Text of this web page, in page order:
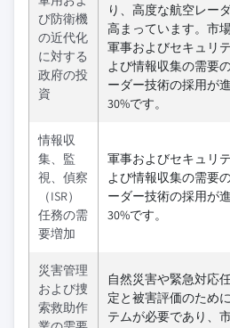
び防衛機
の近代化
に対する
政府の投
資
り、高度な航空レー
高まっています。市
軍事およびセキュリ
よび情報収集の需要
ーダー技術の採用が
30%です。
情報収
集、監
視、偵察
（ISR）
任務の需
要増加
軍事およびセキュリ
よび情報収集の需要
ーダー技術の採用が
30%です。
災害管理
および捜
索救助作
自然災害や緊急対応
定と被害評価のため
テムが必要であり、